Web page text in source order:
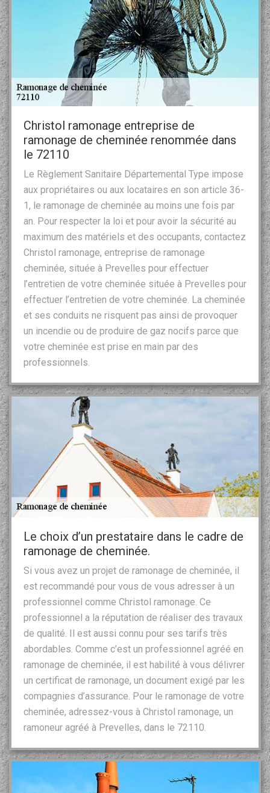
Christol ramonage entreprise de
ramonage de cheminée renommée dans
le 72110
Le Règlement Sanitaire Départemental Type impose
aux propriétaires ou aux locataires en son article 36-
1, le ramonage de cheminée au moins une fois par
an. Pour respecter la loi et pour avoir la sécurité au
maximum des matériels et des occupants, contactez
Christol ramonage, entreprise de ramonage
cheminée, située à Prevelles pour effectuer
l’entretien de votre cheminée située à Prevelles pour
effectuer l’entretien de votre cheminée. La cheminée
et ses conduits ne risquent pas ainsi de provoquer
un incendie ou de produire de gaz nocifs parce que
votre cheminée est prise en main par des
professionnels.
Le choix d’un prestataire dans le cadre de
ramonage de cheminée.
Si vous avez un projet de ramonage de cheminée, il
est recommandé pour vous de vous adresser à un
professionnel comme Christol ramonage. Ce
professionnel a la réputation de réaliser des travaux
de qualité. Il est aussi connu pour ses tarifs très
abordables. Comme c’est un professionnel agréé en
ramonage de cheminée, il est habilité à vous délivrer
un certificat de ramonage, un document exigé par les
compagnies d’assurance. Pour le ramonage de votre
cheminée, adressez-vous à Christol ramonage, un
ramoneur agréé à Prevelles, dans le 72110.